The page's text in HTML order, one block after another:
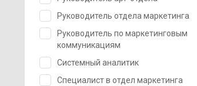
Руководитель отдела маркетинга
Руководитель по маркетинговым
коммуникациям
Системный аналитик
Специалист в отдел маркетинга